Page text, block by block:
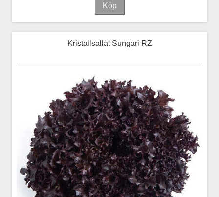
Kristallsallat Sungari RZ